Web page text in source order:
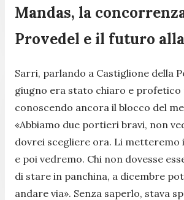
Mandas, la
Provedel e il futuro
Sarri, parlando a Castiglione della
giugno era stato chiaro e profetico
conoscendo ancora il blocco del
«Abbiamo due portieri bravi, non
dovrei scegliere ora. Li metteremo
e poi vedremo. Chi non dovesse
di stare in panchina, a dicembre
andare via». Senza saperlo, stava